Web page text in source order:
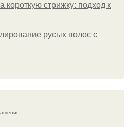
короткую стрижку: подход к
русых волос с